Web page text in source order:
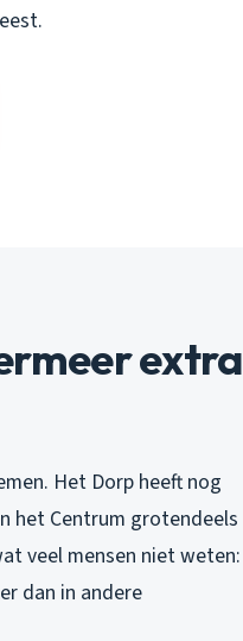
extra
Het Dorp heeft nog
het Centrum grotendeels
veel mensen niet weten:
dan in andere